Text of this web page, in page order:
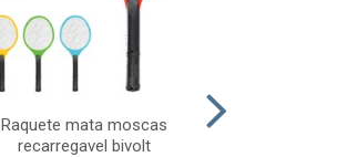
Raquete mata moscas
recarregavel bivolt